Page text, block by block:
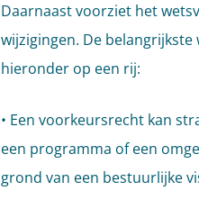
Daarnaast voorziet het
wijzigingen. De
hieronder op een rij:
• Een voorkeursrecht kan
een programma of een
grond van een bestuurlijke